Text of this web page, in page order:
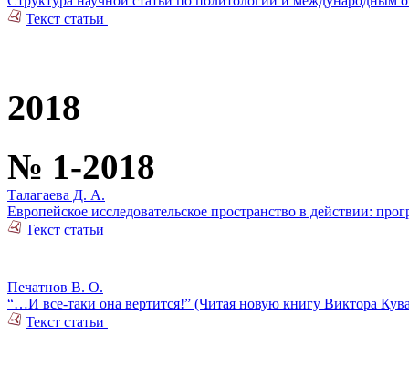
Текст статьи
2018
№ 1-2018
Талагаева Д. А.
Европейское исследовательское пространство в действии:
Текст статьи
Печатнов В. О.
“…И все-таки она вертится!” (Читая новую книгу Виктора
Текст статьи